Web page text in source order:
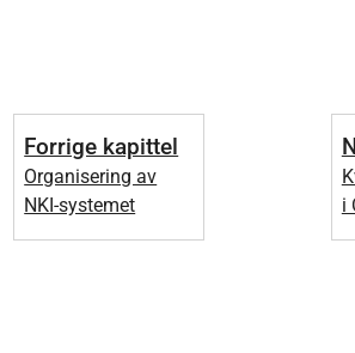
Forrige kapittel
Organisering av
NKI-systemet
i